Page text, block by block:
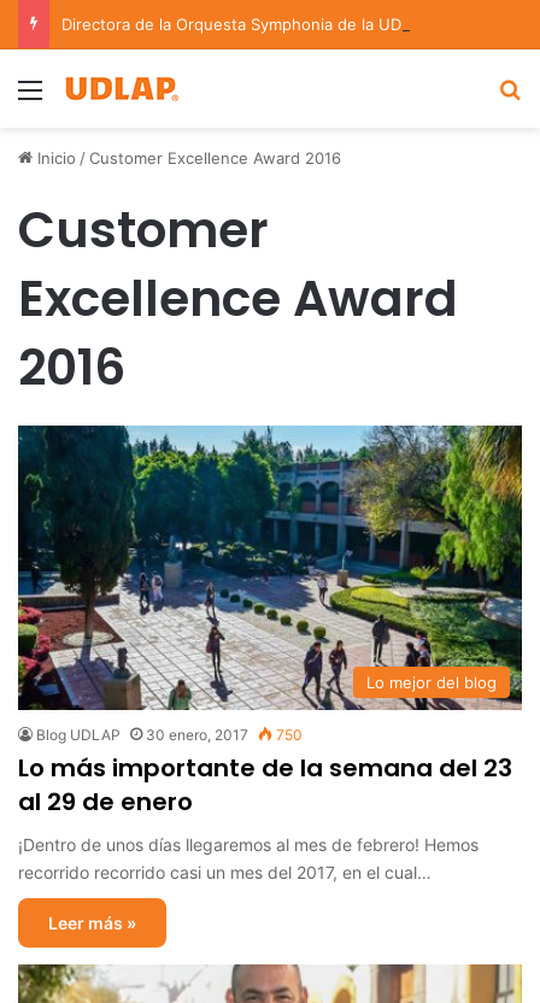
Menu
Inicio /Customer Excellence Award 2016
Customer
Excellence Award
2016
Lo mejor del blog
Blog UDLAP 30 enero, 2017 750
Lo más importante de la semana del 23
al 29 de enero
¡Dentro de unos días llegaremos al mes de febrero! Hemos
recorrido recorrido casi un mes del 2017, en el cual…
Leer más »